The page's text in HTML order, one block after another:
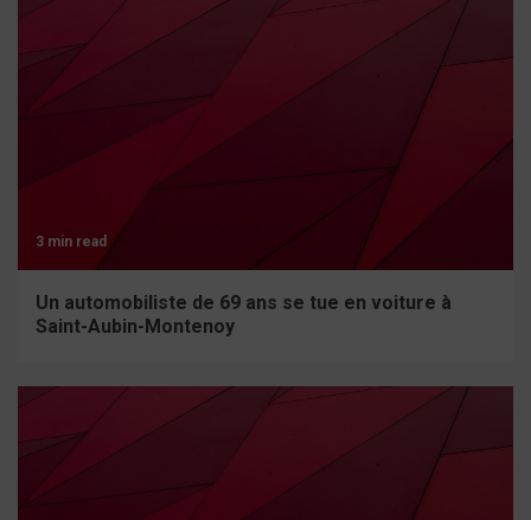
3 min read
Un automobiliste de 69 ans se tue en voiture à
Saint-Aubin-Montenoy